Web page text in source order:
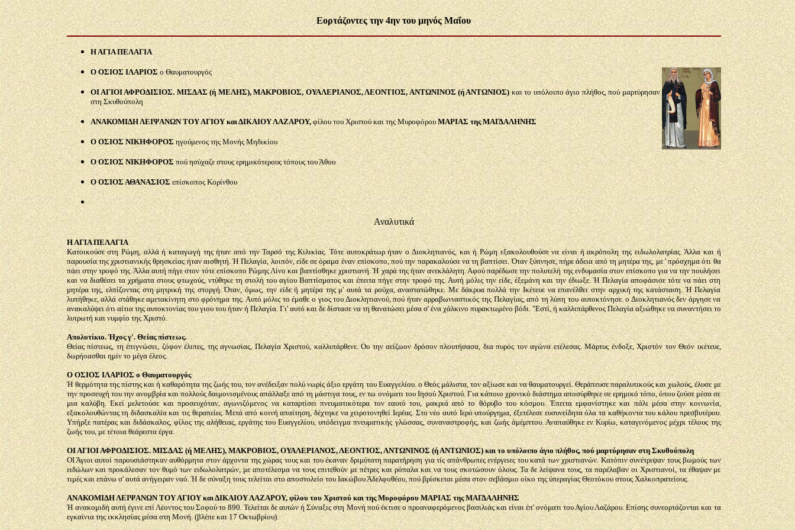
Εορτάζοντες την 4ην του μηνός Μαΐου
Η ΑΓΙΑ ΠΕΛΑΓΙΑ
Ο ΟΣΙΟΣ ΙΛΑΡΙΟΣο Θαυματουργός
ΟΙ ΑΓΙΟΙ ΑΦΡΟΔΙΣΙΟΣ. ΜΙΣΔΑΣ (ή ΜΕΛΗΣ), ΜΑΚΡΟΒΙΟΣ, ΟΥΑΛΕΡΙΑΝΟΣ, ΛΕΟΝΤΙΟΣ, ΑΝΤΩΝΙΝΟΣ (ή ΑΝΤΩΝΙΟΣ)και το υπόλοιπο άγιο πλήθος, πού μαρτύρησαν
στη Σκυθούπολη
ΑΝΑΚΟΜΙΔΗ ΛΕΙΨΑΝΩΝ ΤΟΥ ΑΓΙΟΥ και ΔΙΚΑΙΟΥ ΛΑΖΑΡΟΥ,φίλου του Χριστού και της ΜυροφόρουΜΑΡΙΑΣ της ΜΑΓΔΑΛΗΝΗΣ
Ο ΟΣΙΟΣ ΝΙΚΗΦΟΡΟΣηγούμενος της Μονής Μηδικίου
Ο ΟΣΙΟΣ ΝΙΚΗΦΟΡΟΣ πού ησύχαζε στους ερημικότερους τόπους του Άθου
Ο ΟΣΙΟΣ ΑΘΑΝΑΣΙΟΣεπίσκοπος Κορίνθου
Αναλυτικά
Η ΑΓΙΑ ΠΕΛΑΓΙΑ
Κατοικούσε στη Ρώμη, αλλά ή καταγωγή της ήταν από την Ταρσό της Κιλικίας. Τότε αυτοκράτωρ ήταν ο Διοκλητιανός, και ή Ρώμη εξακολουθούσε να είναι ή ακρόπολη της ειδωλολατρίας. Άλλα και ή
παρουσία της χριστιανικής θρησκείας ήταν αισθητή. Ή Πελαγία, λοιπόν, είδε σε όραμα έναν επίσκοπο, πού την παρακαλούσε να τη βαπτίσει. Όταν ξύπνησε, πήρε άδεια από τη μητέρα της, με ' πρόσχημα ότι θα
πάει στην τροφό της. Άλλα αυτή πήγε στον τότε επίσκοπο Ρώμης Λίνο και βαπτίσθηκε χριστιανή. Ή χαρά της ήταν ανεκλάλητη. Αφού παρέδωσε την πολυτελή της ενδυμασία στον επίσκοπο για να την πουλήσει
και να διαθέσει τα χρήματα στους φτωχούς, ντύθηκε τη στολή του αγίου Βαπτίσματος και έπειτα πήγε στην τροφό της. Αυτή μόλις την είδε, έξεμάνη και την έδιωξε. Ή Πελαγία αποφάσισε τότε να πάει στη
μητέρα της, ελπίζοντας στη μητρική της στοργή. Όταν, όμως, την είδε ή μητέρα της μ' αυτά τα ρούχα, αναστατώθηκε. Με δάκρυα πολλά την Ικέτευε να επανέλθει στην αρχική της κατάσταση. Ή Πελαγία
λυπήθηκε, αλλά στάθηκε αμετακίνητη στο φρόνημα της. Αυτό μόλις το έμαθε ο γιος του Διοκλητιανού, πού ήταν αρραβωνιαστικός της Πελαγίας, από τη λύπη του αυτοκτόνησε. ο Διοκλητιανός δεν άργησε να
ανακαλύψει ότι αίτια της αυτοκτονίας του γιου του ήταν ή Πελαγία. Γι' αυτό και δε δίστασε να τη θανατώσει μέσα σ' ένα χάλκινο πυρακτωμένο βόδι. "Εστί, ή καλλιπάρθενος Πελαγία αξιώθηκε να συναντήσει το
λυτρωτή και νυμφίο της Χριστό.
Απολυτίκιο. Ήχος γ'. Θείας πίστεως.
Θείας πίστεως, τη έπιγνώσει, ζόφον έλιπες, της αγνωσίας, Πελαγία Χριστού, καλλιπάρθενε. Ου την αείζωον δρόσον πλουτήσασα, δια πυρός τον αγώνα ετέλεσας. Μάρτυς ένδοξε, Χριστόν τον Θεόν ικέτευε,
δωρήοασθαι ημίν το μέγα έλεος.
Ο ΟΣΙΟΣ ΙΛΑΡΙΟΣ ο Θαυματουργός
Ή θερμότητα της πίστης και ή καθαρότητα της ζωής του, τον ανέδειξαν πολύ νωρίς άξιο εργάτη του Ευαγγελίου. ο Θεός μάλιστα, τον αξίωσε και να θαυματουργεί. Θεράπευσε παραλυτικούς και χωλούς, έλυσε με
την προσευχή του την ανομβρία και πολλούς δαιμονισμένους απάλλαξε από τη μάστιγα τους, εν τω ονόματι του Ιησού Χριστού. Για κάποιο χρονικό διάστημα αποσύρθηκε σε ερημικό τόπο, όπου ζούσε μέσα σε
μια καλύβη. Εκεί μελετούσε και προσευχόταν, αγωνιζόμενος να καταρτίσει πνευματικότερα τον εαυτό του, μακριά από το θόρυβο του κόσμου. Έπειτα εμφανίστηκε και πάλι μέσα στην κοινωνία,
εξακολουθώντας τη διδασκαλία και τις θεραπείες. Μετά από κοινή απαίτηση, δέχτηκε να χειροτονηθεί Ιερέας. Στο νέο αυτό Ιερό υπούργημα, έξετέλεσε ευσυνείδητα όλα τα καθήκοντα του κάλου πρεσβυτέρου.
Υπήρξε πατέρας και διδάσκαλος, φίλος της αλήθειας, εργάτης του Ευαγγελίου, υπόδειγμα πνευματικής γλώσσας, συναναστροφής, και ζωής άμέμπτου. Αναπαύθηκε εν Κυρίω, καταγινόμενος μέχρι τέλους της
ζωής του, με τέτοια θεάρεστα έργα.
ΟΙ ΑΓΙΟΙ ΑΦΡΟΔΙΣΙΟΣ. ΜΙΣΔΑΣ (ή ΜΕΛΗΣ), ΜΑΚΡΟΒΙΟΣ, ΟΥΑΛΕΡΙΑΝΟΣ, ΛΕΟΝΤΙΟΣ, ΑΝΤΩΝΙΝΟΣ (ή ΑΝΤΩΝΙΟΣ) και το υπόλοιπο άγιο πλήθος, πού μαρτύρησαν στη Σκυθούπολη
ΟΙ Άγιοι αυτοί παρουσιάστηκαν αυθόρμητα στον άρχοντα της χώρας τους και του έκαναν δριμύτατη παρατήρηση για τίς απάνθρωπες ενέργειες του κατά των χριστιανών. Κατόπιν συνέτριψαν τους βωμούς των
ειδώλων και προκάλεσαν τον θυμό των ειδωλολατρών, με αποτέλεσμα να τους επιτεθούν με πέτρες και ρόπαλα και να τους σκοτώσουν όλους. Τα δε λείψανα τους, τα παρέλαβαν οι Χριστιανοί, τα έθαψαν με
τιμές και επάνω σ' αυτά ανήγειραν ναό. Ή δε σύναξη τους τελείται στο αποστολείο του Ιακώβου Άδελφοθέου, πού βρίσκεται μέσα στον σεβάσμιο οίκο της ύπεραγίας Θεοτόκου στους Χαλκοπρατείους.
ΑΝΑΚΟΜΙΔΗ ΛΕΙΨΑΝΩΝ ΤΟΥ ΑΓΙΟΥ και ΔΙΚΑΙΟΥ ΛΑΖΑΡΟΥ, φίλου του Χριστού και της Μυροφόρου ΜΑΡΙΑΣ της ΜΑΓΔΑΛΗΝΗΣ
Ή ανακομιδή αυτή έγινε επί Λέοντος του Σοφού το 890. Τελείται δε αυτών ή Σύναξις στη Μονή πού έκτισε ο προαναφερόμενος βασιλιάς και είναι έπ' ονόματι του Αγίου Λαζάρου. Επίσης συνεορτάζονται και τα
εγκαίνια της εκκλησίας μέσα στη Μονή. (βλέπε και 17 Οκτωβρίου).